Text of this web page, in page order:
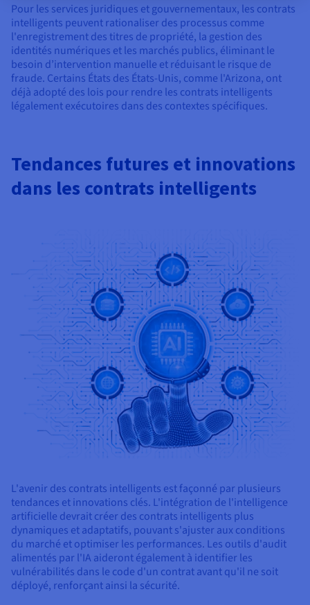
Pour les services juridiques et gouvernementaux, les contrats
intelligents peuvent rationaliser des processus comme
l'enregistrement des titres de propriété, la gestion des
identités numériques et les marchés publics, éliminant le
besoin d’intervention manuelle et réduisant le risque de
fraude. Certains États des États-Unis, comme l'Arizona, ont
déjà adopté des lois pour rendre les contrats intelligents
légalement exécutoires dans des contextes spécifiques.
Tendances futures et innovations
dans les contrats intelligents
L'avenir des contrats intelligents est façonné par plusieurs
tendances et innovations clés. L'intégration de l'intelligence
artificielle devrait créer des contrats intelligents plus
dynamiques et adaptatifs, pouvant s'ajuster aux conditions
du marché et optimiser les performances. Les outils d'audit
alimentés par l'IA aideront également à identifier les
vulnérabilités dans le code d'un contrat avant qu'il ne soit
déployé, renforçant ainsi la sécurité.